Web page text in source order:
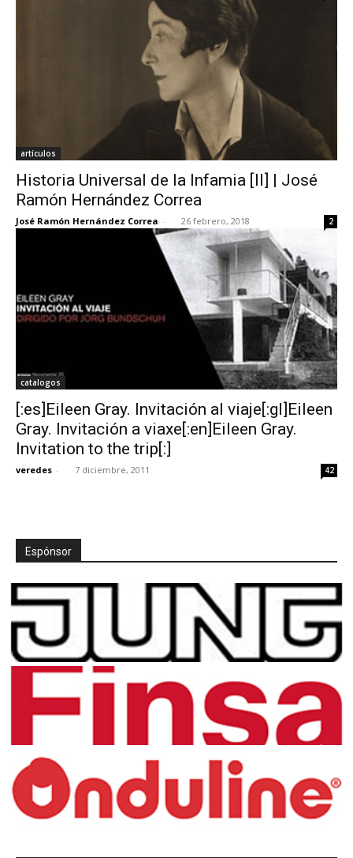
artículos
Historia Universal de la Infamia [II] | José
Ramón Hernández Correa
José Ramón Hernández Correa - 26 febrero, 2018 2
catalogos
[:es]Eileen Gray. Invitación al viaje[:gl]Eileen
Gray. Invitación a viaxe[:en]Eileen Gray.
Invitation to the trip[:]
veredes - 7 diciembre, 2011 42
Espónsor